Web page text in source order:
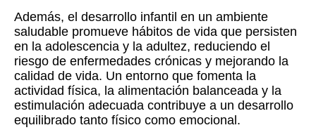
Además, el desarrollo infantil en un ambiente
saludable promueve hábitos de vida que persisten
en la adolescencia y la adultez, reduciendo el
riesgo de enfermedades crónicas y mejorando la
calidad de vida. Un entorno que fomenta la
actividad física, la alimentación balanceada y la
estimulación adecuada contribuye a un desarrollo
equilibrado tanto físico como emocional.